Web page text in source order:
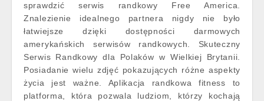
sprawdzić serwis randkowy Free America.
Znalezienie idealnego partnera nigdy nie było
łatwiejsze dzięki dostępności darmowych
amerykańskich serwisów randkowych. Skuteczny
Serwis Randkowy dla Polaków w Wielkiej Brytanii.
Posiadanie wielu zdjęć pokazujących różne aspekty
życia jest ważne. Aplikacja randkowa fitness to
platforma, która pozwala ludziom, którzy kochają